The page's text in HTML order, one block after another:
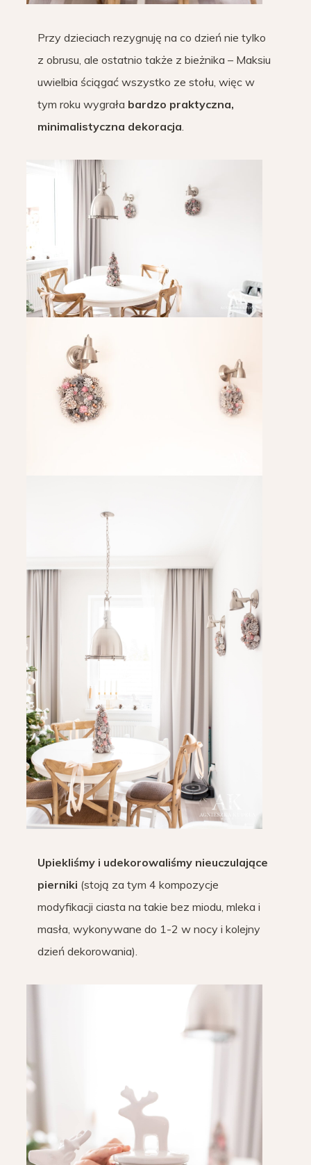
Przy dzieciach rezygnuję na co dzień nie tylko
z obrusu, ale ostatnio także z bieżnika – Maksiu
uwielbia ściągać wszystko ze stołu, więc w
tym roku wygrała bardzo praktyczna,
minimalistyczna dekoracja.
Upiekliśmy i udekorowaliśmy nieuczulające
pierniki (stoją za tym 4 kompozycje
modyfikacji ciasta na takie bez miodu, mleka i
masła, wykonywane do 1-2 w nocy i kolejny
dzień dekorowania).